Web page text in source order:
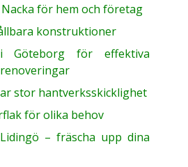
för hem och företag
konstruktioner
i Göteborg för effektiva
stor hantverksskicklighet
för olika behov
– fräscha upp dina